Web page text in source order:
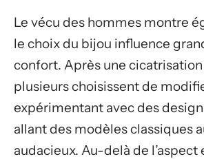
Le vécu des hommes montre
le choix du bijou influence
confort. Après une cicatrisation
plusieurs choisissent de
expérimentant avec des
allant des modèles classiques
audacieux. Au-delà de